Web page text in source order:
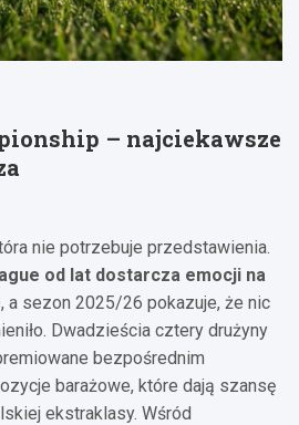
– najciekawsze
nie potrzebuje przedstawienia.
od lat dostarcza emocji na
, a sezon 2025/26 pokazuje, że nic
Dwadzieścia cztery drużyny
bezpośrednim
barażowe, które dają szansę
ekstraklasy. Wśród